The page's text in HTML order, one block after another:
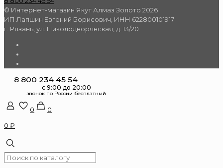
© Интернет-магазин Якут Алмаз Золото 2026
ИП Лапшин Евгений Борисович, ИНН 622800101917
г. Рязань, ул. Николодворянская, д. 13/20
8 800 234 45 54
0
0
0 ₽